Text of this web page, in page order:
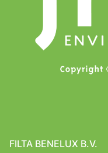
FILTA BENELUX B.V.